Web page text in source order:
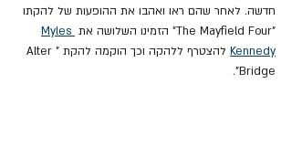
חדשה. לאחר שהם ראו ואהבו את ההופעות של להקתו
"The Mayfield Four" הזמינו השלושה את
Myles
Kennedy
להצטרף ללהקה וכך הוקמה להקת "Alter
Bridge".